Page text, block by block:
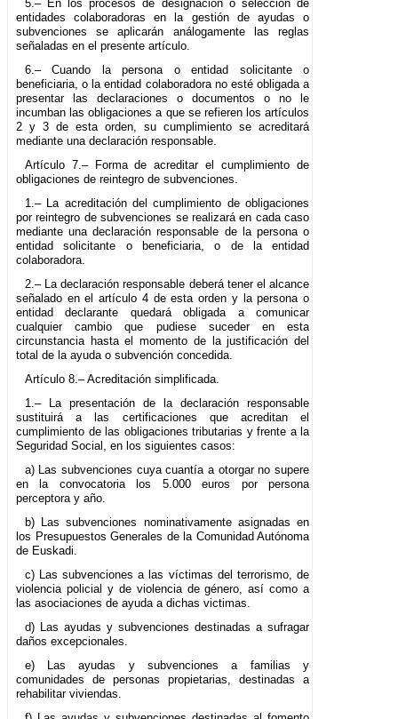
5.– En los procesos de designación o selección de
entidades colaboradoras en la gestión de ayudas o
subvenciones se aplicarán análogamente las reglas
señaladas en el presente artículo.
6.– Cuando la persona o entidad solicitante o
beneficiaria, o la entidad colaboradora no esté obligada a
presentar las declaraciones o documentos o no le
incumban las obligaciones a que se refieren los artículos
2 y 3 de esta orden, su cumplimiento se acreditará
mediante una declaración responsable.
Artículo 7.– Forma de acreditar el cumplimiento de
obligaciones de reintegro de subvenciones.
1.– La acreditación del cumplimiento de obligaciones
por reintegro de subvenciones se realizará en cada caso
mediante una declaración responsable de la persona o
entidad solicitante o beneficiaria, o de la entidad
colaboradora.
2.– La declaración responsable deberá tener el alcance
señalado en el artículo 4 de esta orden y la persona o
entidad declarante quedará obligada a comunicar
cualquier cambio que pudiese suceder en esta
circunstancia hasta el momento de la justificación del
total de la ayuda o subvención concedida.
Artículo 8.– Acreditación simplificada.
1.– La presentación de la declaración responsable
sustituirá a las certificaciones que acreditan el
cumplimiento de las obligaciones tributarias y frente a la
Seguridad Social, en los siguientes casos:
a) Las subvenciones cuya cuantía a otorgar no supere
en la convocatoria los 5.000 euros por persona
perceptora y año.
b) Las subvenciones nominativamente asignadas en
los Presupuestos Generales de la Comunidad Autónoma
de Euskadi.
c) Las subvenciones a las víctimas del terrorismo, de
violencia policial y de violencia de género, así como a
las asociaciones de ayuda a dichas victimas.
d) Las ayudas y subvenciones destinadas a sufragar
daños excepcionales.
e) Las ayudas y subvenciones a familias y
comunidades de personas propietarias, destinadas a
rehabilitar viviendas.